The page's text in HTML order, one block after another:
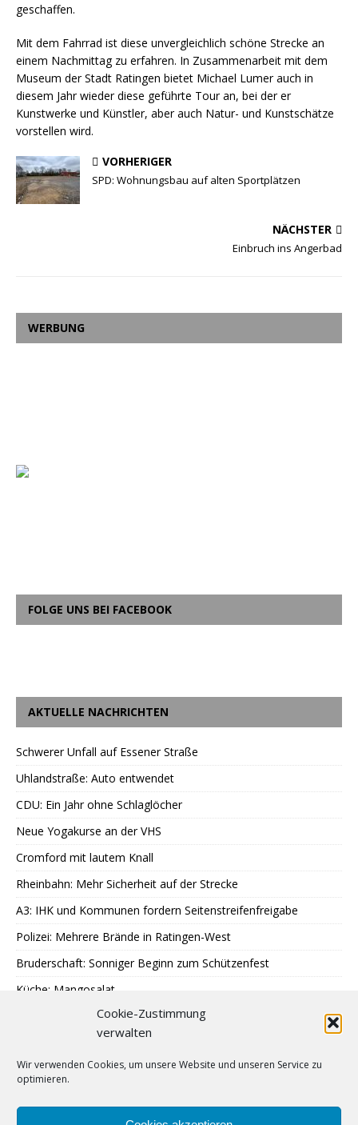
Cookie-Zustimmung
verwalten
Wir verwenden Cookies, um unsere Website und unseren Service zu
optimieren.
geschaffen.
Mit dem Fahrrad ist diese unvergleichlich schöne Strecke an
einem Nachmittag zu erfahren. In Zusammenarbeit mit dem
Museum der Stadt Ratingen bietet Michael Lumer auch in
diesem Jahr wieder diese geführte Tour an, bei der er
Kunstwerke und Künstler, aber auch Natur- und Kunstschätze
vorstellen wird.
VORHERIGER
SPD: Wohnungsbau auf alten Sportplätzen
NÄCHSTER
Einbruch ins Angerbad
WERBUNG
FOLGE UNS BEI FACEBOOK
AKTUELLE NACHRICHTEN
Schwerer Unfall auf Essener Straße
Uhlandstraße: Auto entwendet
CDU: Ein Jahr ohne Schlaglöcher
Neue Yogakurse an der VHS
Cromford mit lautem Knall
Rheinbahn: Mehr Sicherheit auf der Strecke
A3: IHK und Kommunen fordern Seitenstreifenfreigabe
Polizei: Mehrere Brände in Ratingen-West
Bruderschaft: Sonniger Beginn zum Schützenfest
Küche: Mangosalat
Tag der offenen Tür: WFB Werkstätten
Essen: Neue Licht- und Farbgestaltung
Fortuna: Zusammenarbeit mit adidas und 11teamsports
Tell-Kompanie: Vorbereitungen für Schützenfest